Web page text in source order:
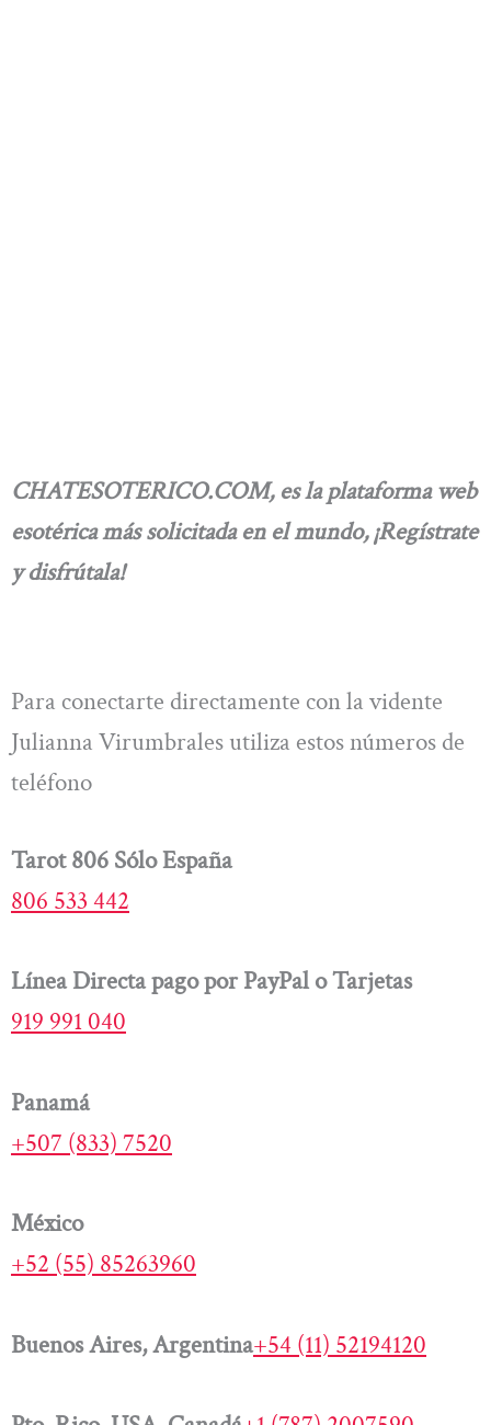
CHATESOTERICO.COM,es la plataforma web
esotérica más solicitada en el mundo, ¡Regístrate
y disfrútala!
Para conectarte directamente con la vidente
Julianna Virumbrales utiliza estos números de
teléfono
Tarot 806 Sólo España
806 533 442
Línea Directa pago por PayPal o Tarjetas
919 991 040
Panamá
+507 (833) 7520
México
+52 (55) 85263960
Buenos Aires, Argentina+54 (11) 52194120